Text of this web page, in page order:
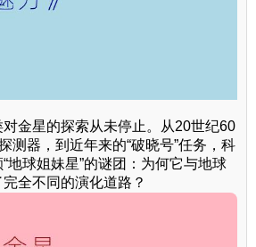
金星的探索从未停止。从20世纪60
测器，到近年来的“破晓号”任务，科
地球姐妹星”的谜团：为何它与地球
全不同的演化道路？